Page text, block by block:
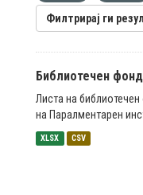
Филтрирај ги
Библиотечен фонд
Листа на
на Паралментарен
XLSX CSV